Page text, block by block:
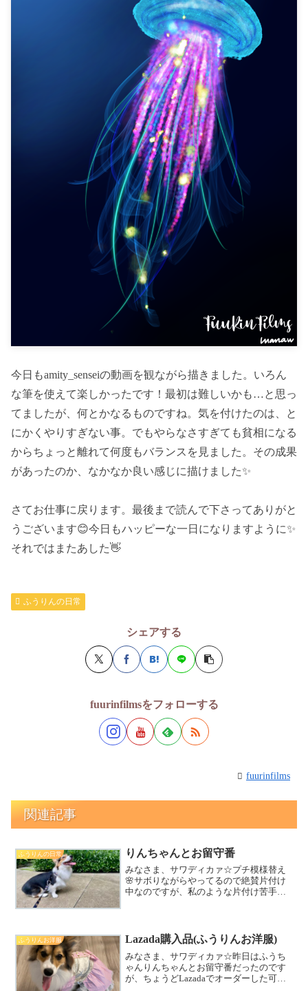
今日もamity_senseiの動画を観ながら描きました。いろん
な筆を使えて楽しかったです！最初は難しいかも…と思っ
てましたが、何とかなるものですね。気を付けたのは、と
にかくやりすぎない事。でもやらなさすぎても貧相になる
からちょっと離れて何度もバランスを見ました。その成果
があったのか、なかなか良い感じに描けました✨
さてお仕事に戻ります。最後まで読んで下さってありがと
うございます😊今日もハッピーな一日になりますように✨
それではまたあした👋
ふうりんの日常
シェアする
fuurinfilmsをフォローする
fuurinfilms
関連記事
ふうりんの日常 りんちゃんとお留守番
みなさま、サワディカァ☆プチ模様替え
🌸サボりながらやってるので絶賛片付け
中なのですが、私のような片付け苦手な
め尽くされていた...
ふうりんお洋服 Lazada購入品(ふうりんお洋服)
みなさま、サワディカァ☆昨日はふうち
ゃんりんちゃんとお留守番だったのです
が、ちょうどLazadaでオーダーした可愛